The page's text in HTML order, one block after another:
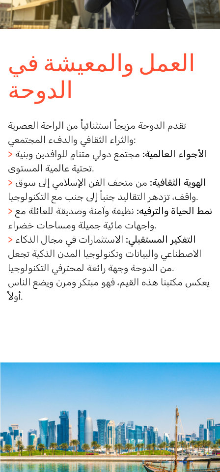
العمل والمعيشة في
الدوحة
تقدم الدوحة مزيجاً استثنائياً من الراحة العصرية
والثراء الثقافي والدفء المجتمعي:
>
الأجواء العالمية: مجتمع دولي متنامٍ للوافدين وبنية
تحتية عالمية المستوى.
>
الهوية الثقافية: من متحف الفن الإسلامي إلى سوق
واقف، تزدهر التقاليد جنباً إلى جنب مع التكنولوجيا.
>
نمط الحياة والترفيه: نظيفة وآمنة وصديقة للعائلة مع
واجهات مائية جميلة ومساحات خضراء.
>
التفكير المستقبلي: الاستثمارات في مجال الذكاء
الاصطناعي والبيانات وتكنولوجيا المدن الذكية تجعل
من الدوحة وجهة رائعة لمحترفي التكنولوجيا.
يعكس مكتبنا هذه القيم، فهو مبتكر ومرن ويضع الناس
أولاً.